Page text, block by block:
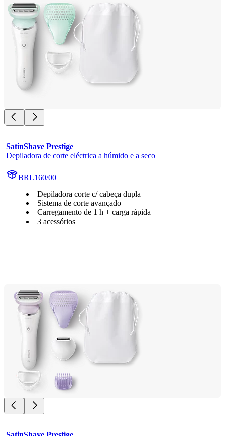
SatinShave Prestige
Depiladora de corte eléctrica a húmido e a seco
BRL160/00
Depiladora corte c/ cabeça dupla
Sistema de corte avançado
Carregamento de 1 h + carga rápida
3 acessórios